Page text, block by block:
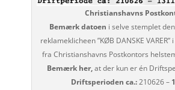
Christianshavns
Bemærk datoen i selve stemplet
reklameklicheen ”KØB DANSKE
fra Christianshavns Postkontors
Bemærk her,at der kun er én
Driftsperioden ca.:210626 –